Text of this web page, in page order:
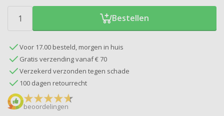
Bestellen
Voor 17.00 besteld, morgen in huis
Gratis verzending vanaf € 70
Verzekerd verzonden tegen schade
100 dagen retourrecht
beoordelingen